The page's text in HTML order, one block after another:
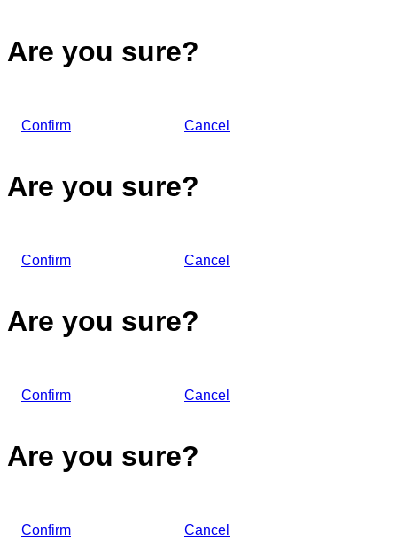
Are you sure?
Confirm Cancel
Are you sure?
Confirm Cancel
Are you sure?
Confirm Cancel
Are you sure?
Confirm Cancel